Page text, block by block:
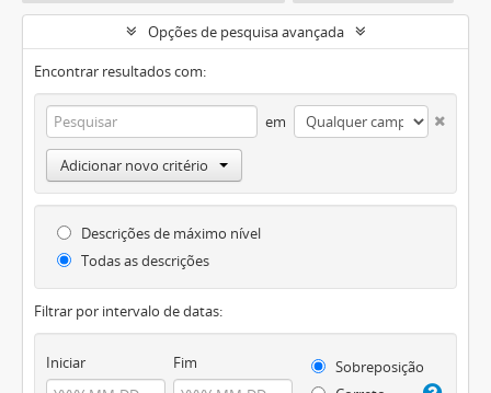
Opções de pesquisa avançada
Encontrar resultados com:
em
Adicionar novo critério
Descrições de máximo nível
Todas as descrições
Filtrar por intervalo de datas:
Iniciar Fim
Sobreposição